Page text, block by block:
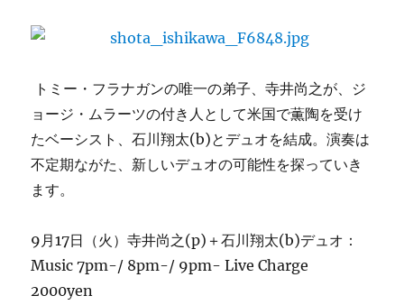
トミー・フラナガンの唯一の弟子、寺井尚之が、ジ
ョージ・ムラーツの付き人として米国で薫陶を受け
たベーシスト、石川翔太(b)とデュオを結成。演奏は
不定期ながた、新しいデュオの可能性を探っていき
ます。
9月17日（火）寺井尚之(p)＋石川翔太(b)デュオ：
Music 7pm-/ 8pm-/ 9pm- Live Charge
2000yen